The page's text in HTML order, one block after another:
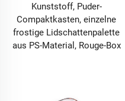
Kunststoff, Puder-
Compaktkasten, einzelne
frostige Lidschattenpalette
aus PS-Material, Rouge-Box